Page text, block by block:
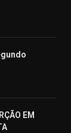
EM